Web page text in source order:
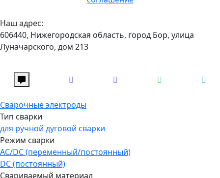
Наш адрес:
606440, Нижегородская область, город Бор, улица
Луначарского, дом 213
Сварочные электроды
Тип сварки
для ручной дуговой сварки
Режим сварки
AC/DC (переменный/постоянный)
DC (постоянный)
Свариваемый материал